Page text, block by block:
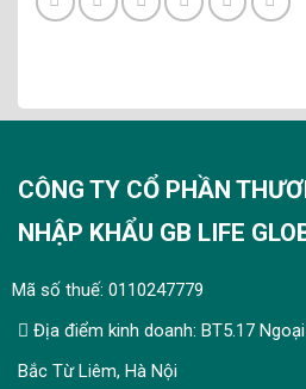
CÔNG TY CỔ PHẦN
NHẬP KHẨU GB LIFE
Mã số thuế: 0110247779
Địa điểm kinh doanh: BT5.17
Bắc Từ Liêm, Hà Nội